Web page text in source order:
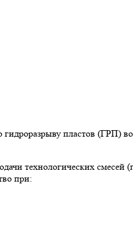
пластов (ГРП)
технологических смесей
при: